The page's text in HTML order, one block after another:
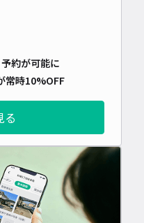
約が可能に
常時10%OFF
る